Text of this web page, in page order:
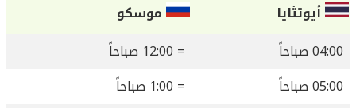
أيوتثايا
موسكو
04:00 صباحاً
= 12:00 صباحاً
05:00 صباحاً
= 1:00 صباحاً